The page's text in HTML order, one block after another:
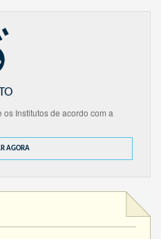
Institutos de acordo com a
AGORA